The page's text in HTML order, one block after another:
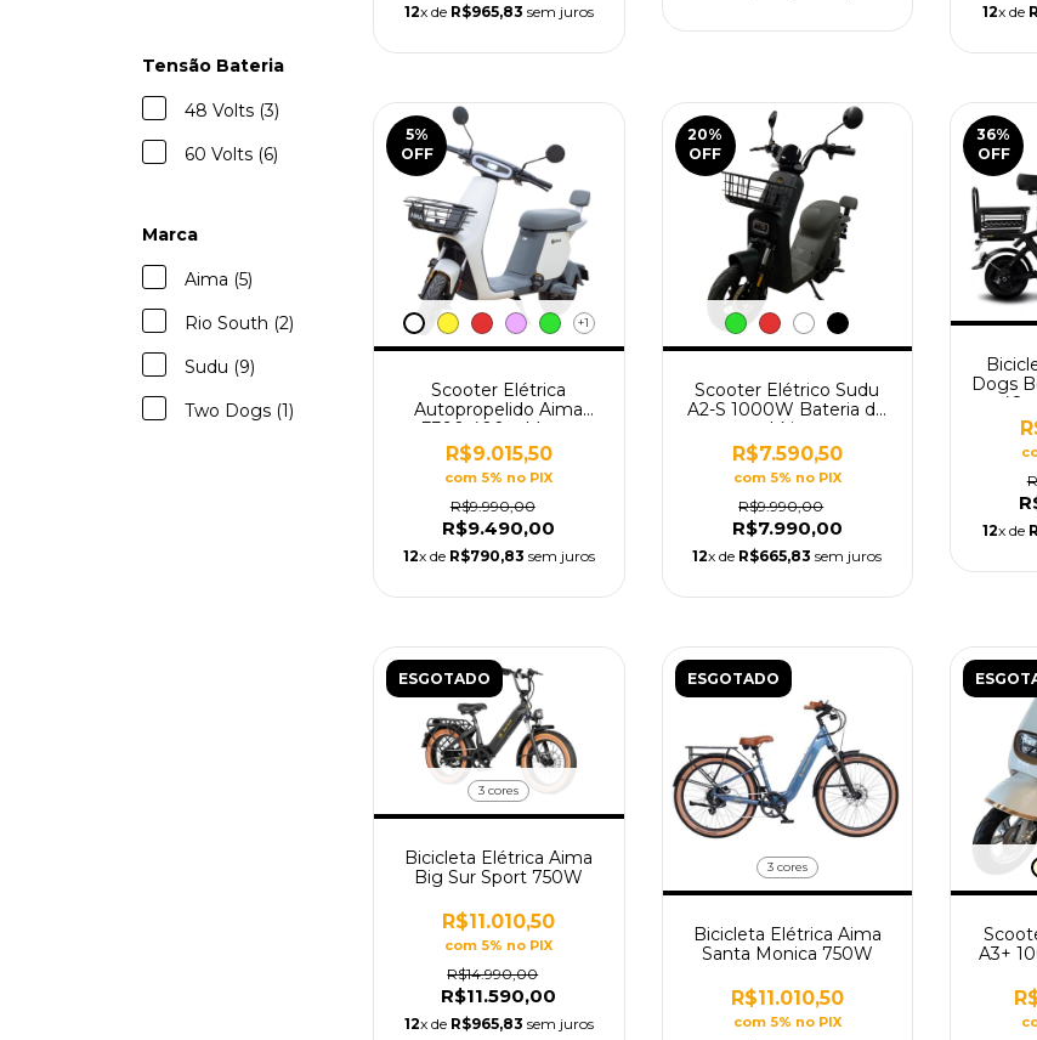
Tensão Bateria
48 Volts (3)
60 Volts (6)
Marca
Aima (5)
Rio South (2)
Sudu (9)
Two Dogs (1)
12x de R$965,83 sem juros 12x de
5%
OFF
+1
Scooter Elétrica
Autopropelido Aima
E390 400w Motor
Bosch
R$9.015,50
com 5% no PIX
R$9.990,00
R$9.490,00
12x de R$790,83 sem juros
20%
OFF
Scooter Elétrico Sudu
A2-S 1000W Bateria de
Lítio
R$7.590,50
com 5% no PIX
R$9.990,00
R$7.990,00
12x de R$665,83 sem juros
36%
OFF
Dogs
12x de
ESGOTADO
3 cores
Bicicleta Elétrica Aima
Big Sur Sport 750W
R$11.010,50
com 5% no PIX
R$14.990,00
R$11.590,00
12x de R$965,83 sem juros
ESGOTADO
3 cores
Bicicleta Elétrica Aima
Santa Monica 750W
R$11.010,50
com 5% no PIX
A3+